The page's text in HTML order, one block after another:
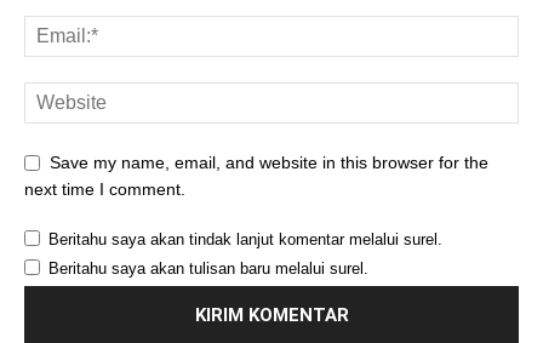
Save my name, email, and website in this browser for the
next time I comment.
Beritahu saya akan tindak lanjut komentar melalui surel.
Beritahu saya akan tulisan baru melalui surel.